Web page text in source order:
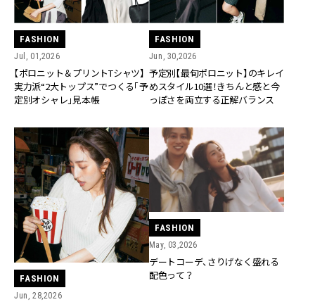
FASHION
Jul, 01,2026
【ポロニット＆プリントTシャツ】
実力派“2大トップス”でつくる「予
定別オシャレ」見本帳
FASHION
Jun, 30,2026
予定別【最旬ポロニット】のキレイ
めスタイル10選！きちんと感と今
っぽさを両立する正解バランス
FASHION
Jun, 28,2026
FASHION
May, 03,2026
デートコーデ、さりげなく盛れる
配色って？